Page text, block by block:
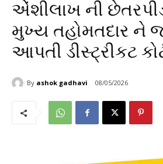
એંશીલાખ ની
મુખ્ય તહોમતદાર ને
આપતી ડીસ્ટ્રીકટ
By ashok gadhavi 08/05/2026